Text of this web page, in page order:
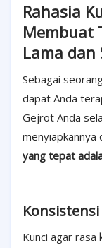
Rahasia
Membuat
Lama dan
Sebagai
dapat Anda
Gejrot Anda
menyiapkannya
yang tepat
Kunci agar rasa